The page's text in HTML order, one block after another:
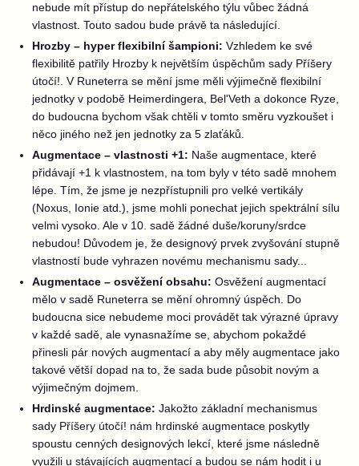
nebude mít přístup do nepřátelského týlu vůbec žádná
vlastnost. Touto sadou bude právě ta následující.
Hrozby – hyper flexibilní šampioni: Vzhledem ke své
flexibilitě patřily Hrozby k největším úspěchům sady Příšery
útočí!. V Runeterra se mění jsme měli výjimečně flexibilní
jednotky v podobě Heimerdingera, Bel'Veth a dokonce Ryze,
do budoucna bychom však chtěli v tomto směru vyzkoušet i
něco jiného než jen jednotky za 5 zlaťáků.
Augmentace – vlastnosti +1: Naše augmentace, které
přidávají +1 k vlastnostem, na tom byly v této sadě mnohem
lépe. Tím, že jsme je nezpřístupnili pro velké vertikály
(Noxus, Ionie atd.), jsme mohli ponechat jejich spektrální sílu
velmi vysoko. Ale v 10. sadě žádné duše/koruny/srdce
nebudou! Důvodem je, že designový prvek zvyšování stupně
vlastností bude vyhrazen novému mechanismu sady...
Augmentace – osvěžení obsahu: Osvěžení augmentací
mělo v sadě Runeterra se mění ohromný úspěch. Do
budoucna sice nebudeme moci provádět tak výrazné úpravy
v každé sadě, ale vynasnažíme se, abychom pokaždé
přinesli pár nových augmentací a aby měly augmentace jako
takové větší dopad na to, že sada bude působit novým a
výjimečným dojmem.
Hrdinské augmentace: Jakožto základní mechanismus
sady Příšery útočí! nám hrdinské augmentace poskytly
spoustu cenných designových lekcí, které jsme následně
využili u stávajících augmentací a budou se nám hodit i u